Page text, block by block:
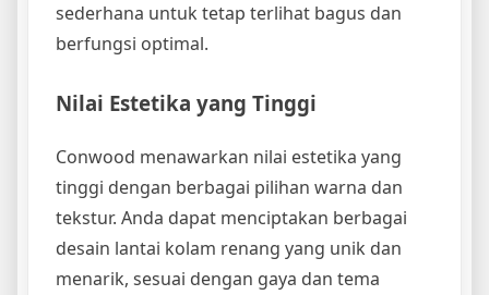
sederhana untuk tetap terlihat bagus dan
berfungsi optimal.
Nilai Estetika yang Tinggi
Conwood menawarkan nilai estetika yang
tinggi dengan berbagai pilihan warna dan
tekstur. Anda dapat menciptakan berbagai
desain lantai kolam renang yang unik dan
menarik, sesuai dengan gaya dan tema